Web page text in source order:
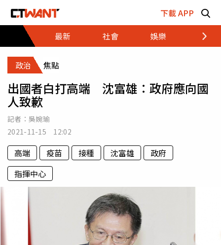
下載 APP
最新
社會 娛樂 財經
政治 焦點
出國者白打高端 沈富雄：政府應向國
人致歉
記者： 吳婉瑜
2021-11-15 12:02
高端 疫苗 接種 沈富雄
政府
指揮中心